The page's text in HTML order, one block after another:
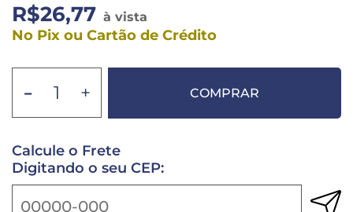
R$26,77 à vista
No Pix ou Cartão de Crédito
- + COMPRAR
Calcule o Frete
Digitando o seu CEP: